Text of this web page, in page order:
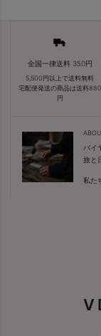
全国一律送料 350円
5,500円以上で送料無料
宅配便発送の商品は送料880
円
バイ
旅と
私た